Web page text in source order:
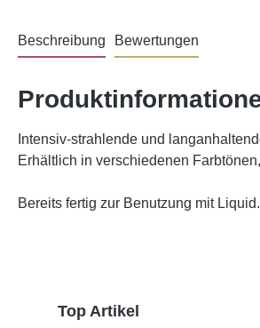
Beschreibung Bewertungen
Intensiv-strahlende und
Erhältlich in verschiedenen
Bereits fertig zur Benutzung mit
Produktgalerie überspringen
Top Artikel